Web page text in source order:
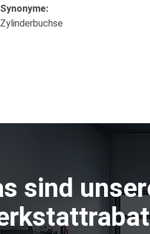
Synonyme:
Zylinderbuchse
sind